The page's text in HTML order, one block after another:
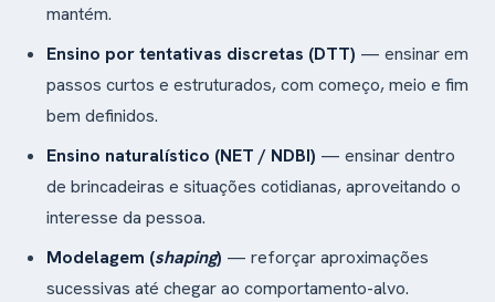
mantém.
Ensino por tentativas discretas (DTT) — ensinar em
passos curtos e estruturados, com começo, meio e fim
bem definidos.
Ensino naturalístico (NET / NDBI) — ensinar dentro
de brincadeiras e situações cotidianas, aproveitando o
interesse da pessoa.
Modelagem (shaping) — reforçar aproximações
sucessivas até chegar ao comportamento-alvo.